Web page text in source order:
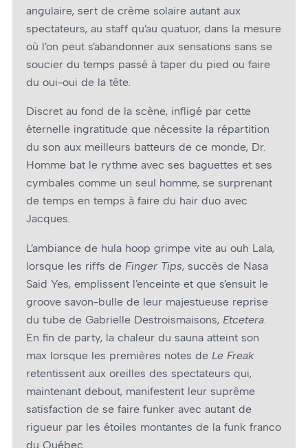
angulaire, sert de crème solaire autant aux
spectateurs, au staff qu’au quatuor, dans la mesure
où l’on peut s’abandonner aux sensations sans se
soucier du temps passé à taper du pied ou faire
du oui-oui de la tête.
Discret au fond de la scène, infligé par cette
éternelle ingratitude que nécessite la répartition
du son aux meilleurs batteurs de ce monde, Dr.
Homme bat le rythme avec ses baguettes et ses
cymbales comme un seul homme, se surprenant
de temps en temps à faire du hair duo avec
Jacques.
L’ambiance de hula hoop grimpe vite au ouh Lala,
lorsque les riffs de Finger Tips, succès de Nasa
Said Yes, emplissent l’enceinte et que s’ensuit le
groove savon-bulle de leur majestueuse reprise
du tube de Gabrielle Destroismaisons, Etcetera
En fin de party, la chaleur du sauna atteint son
max lorsque les premières notes de Le Freak
retentissent aux oreilles des spectateurs qui,
maintenant debout, manifestent leur suprême
satisfaction de se faire funker avec autant de
rigueur par les étoiles montantes de la funk franco
du Québec.